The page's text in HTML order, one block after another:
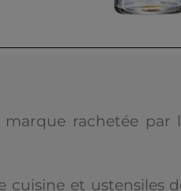
rachetée par
et ustensiles